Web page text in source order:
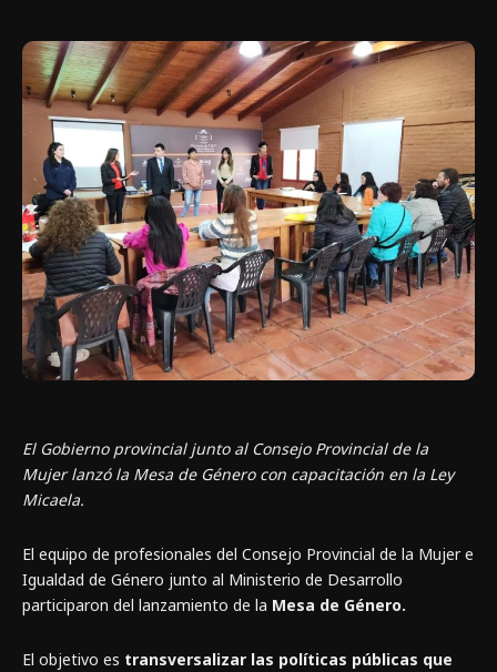
El Gobierno provincial junto al Consejo Provincial de la
Mujer lanzó la Mesa de Género con capacitación en la Ley
Micaela.
El equipo de profesionales del Consejo Provincial de la Mujer e
Igualdad de Género junto al Ministerio de Desarrollo
participaron del lanzamiento de la Mesa de Género.
El objetivo es transversalizar las políticas públicas que